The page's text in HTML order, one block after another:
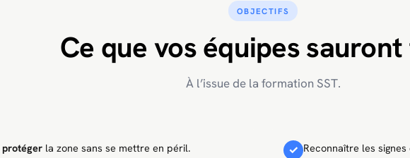
OBJECTIFS
Ce que vos équipes
À l’issue de la formation SST.
protéger la zone sans se mettre en péril. ✓ Reconnaître les signes